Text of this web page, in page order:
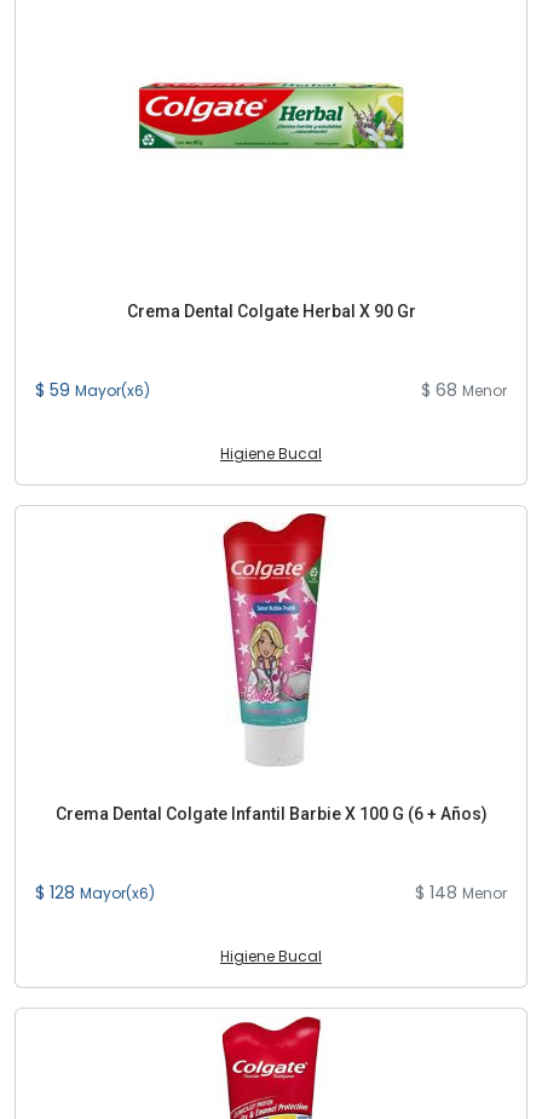
Crema Dental Colgate Herbal X 90 Gr
$ 59 Mayor(x6) $ 68 Menor
Higiene Bucal
Crema Dental Colgate Infantil Barbie X 100 G (6 + Años)
$ 128 Mayor(x6) $ 148 Menor
Higiene Bucal